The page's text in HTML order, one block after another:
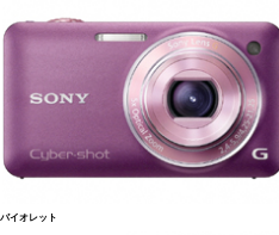
バイオレット